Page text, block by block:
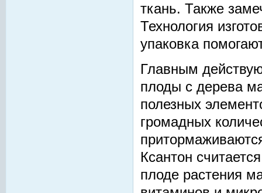
ткань. Также
Технология
упаковка
Главным
плоды с дерева
полезных
громадных
Ксантон
плоде растения